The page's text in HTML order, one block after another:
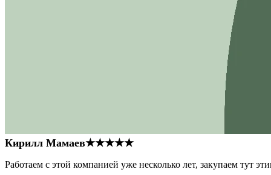
Кирилл Мамаев★★★★★
Работаем с этой компанией уже несколько лет, закупаем тут